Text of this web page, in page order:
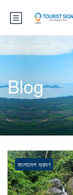
Blog
বাংলাদেশ ভ্রমণ